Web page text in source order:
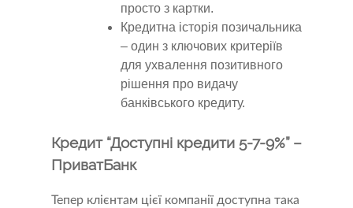
просто з картки.
Кредитна історія позичальника
– один з ключових критеріїв
для ухвалення позитивного
рішення про видачу
банківського кредиту.
Кредит “Доступні кредити 5-7-9%” –
ПриватБанк
Тепер клієнтам цієї компанії доступна така